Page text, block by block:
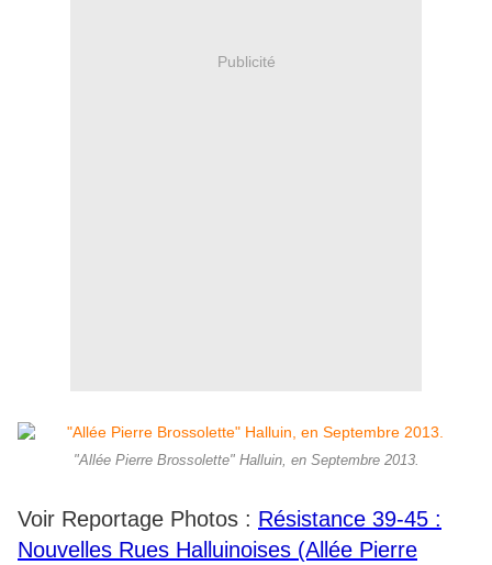
Publicité
"Allée Pierre Brossolette" Halluin, en Septembre 2013.
Voir Reportage Photos : Résistance 39-45 :
Nouvelles Rues Halluinoises (Allée Pierre